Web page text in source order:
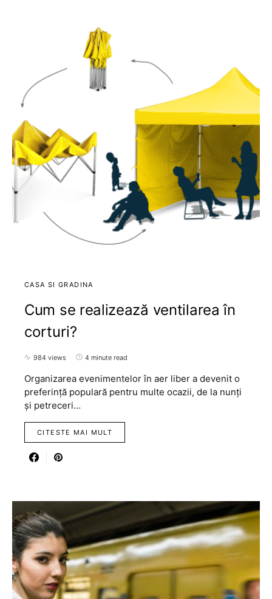
CASA SI GRADINA
Cum se realizează ventilarea în
corturi?
984 views 4 minute read
Organizarea evenimentelor în aer liber a devenit o
preferință populară pentru multe ocazii, de la nunți
și petreceri…
CITESTE MAI MULT